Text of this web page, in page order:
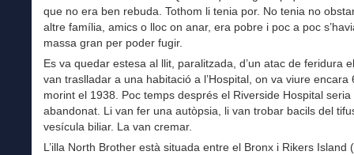
que no era ben rebuda. Tothom li tenia por. No tenia no
altre família, amics o lloc on anar, era pobre i poc a poc
massa gran per poder fugir.
Es va quedar estesa al llit, paralitzada, d’un atac de feridura
van traslladar a una habitació a l’Hospital, on va viure encara
morint el 1938. Poc temps després el Riverside Hospital seria
abandonat. Li van fer una autòpsia, li van trobar bacils del
vesícula biliar. La van cremar.
L’illa North Brother està situada entre el Bronx i Rikers Island